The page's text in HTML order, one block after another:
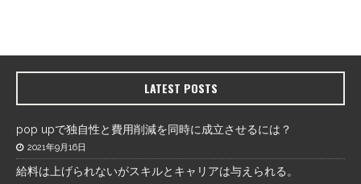
LATEST POSTS
pop upで独自性と費用削減を同時に成立させるには？
2021年9月16日
給料は上げられないがスキルとキャリアは与えられる。